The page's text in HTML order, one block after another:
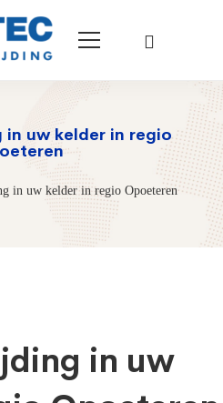
uw kelder in regio
in uw kelder in regio Opoeteren
in uw